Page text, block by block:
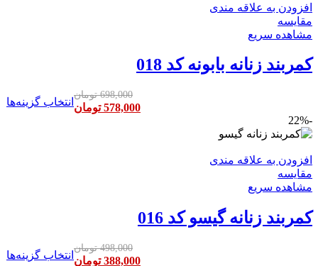
افزودن به علاقه مندی
مقایسه
مشاهده سریع
کمربند زنانه بابونه کد 018
698,000 تومان
578,000 تومان انتخاب گزینه‌ها
-22%
افزودن به علاقه مندی
مقایسه
مشاهده سریع
کمربند زنانه گیسو کد 016
498,000 تومان
388,000 تومان انتخاب گزینه‌ها